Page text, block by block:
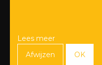
Lees meer
Afwijzen
OK